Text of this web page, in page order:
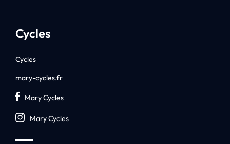
Cycles
Cycles
mary-cycles.fr
Mary Cycles
Mary Cycles